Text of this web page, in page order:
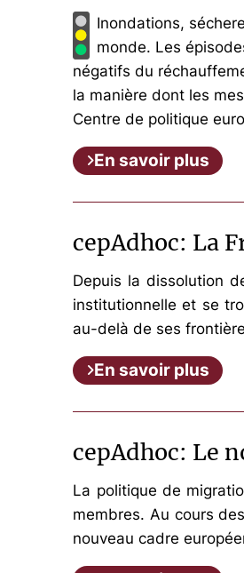
Inondations,
monde. Les
négatifs du
la manière dont les
Centre de politique
En savoir plus
cepAdhoc: La
Depuis la dissolution
institutionnelle et se
au-delà de ses
En savoir plus
cepAdhoc: Le
La politique de
membres. Au cours
nouveau cadre